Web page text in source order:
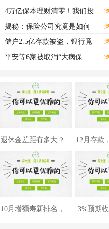
每一口海鲜，都可能致
4万亿保本理财清零！我们投
的钱怎么办？
揭秘：保险公司究竟是如何
赚钱的？
储户2.5亿存款被盗，银行竟
然不用赔？
平安等6家被取消“大病保
退休金差距有多大？
全国3.2亿人等级曝
12月存款
银行利率
10月增额寿新排名， 3%预期